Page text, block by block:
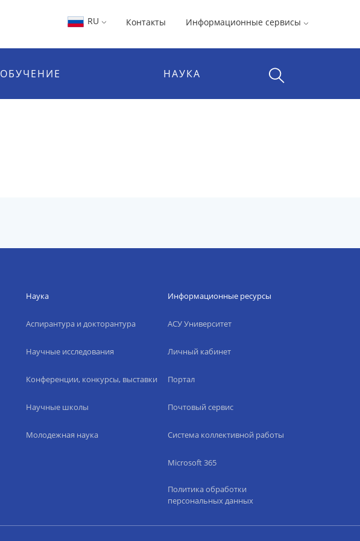
RU Контакты Информационные сервисы
ОБУЧЕНИЕ НАУКА
Наука
Аспирантура и докторантура
Научные исследования
Конференции, конкурсы, выставки
Научные школы
Молодежная наука
Информационные ресурсы
АСУ Университет
Личный кабинет
Портал
Почтовый сервис
Система коллективной работы
Microsoft 365
Политика обработки
персональных данных